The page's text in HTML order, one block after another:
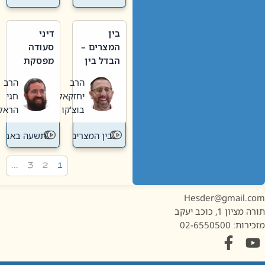
בין
המצרים –
הבדל בין
חדשה
לישנה
הרב
יחזקאל
בוצ'קו
בין המצרים
דיני
סעודה
מפסקת
תשעה
באב
הרב
חגי
הראל
תשעה באב
1, כוכב יעקב
02-6550500